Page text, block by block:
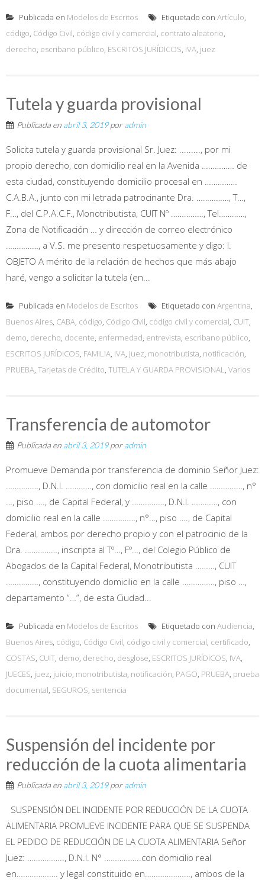
Publicada en Modelos de Escritos Etiquetado con Artículo,
código, Código Civil, código civil y comercial, contrato aleatorio,
derecho, escribano público, ESCRITOS JURÍDICOS, IVA, juez
Tutela y guarda provisional
Publicada en abril 3, 2019poradmin
Solicita tutela y guarda provisional Sr. Juez: ........., por mi
propio derecho, con domicilio real en la Avenida …………… de
esta ciudad, constituyendo domicilio procesal en ……………
C.A.B.A., junto con mi letrada patrocinante Dra. ……………, T…,
F…, del C.P.A.C.F., Monotributista, CUIT Nº ……………, Tel…………,
Zona de Notificación … y dirección de correo electrónico
……………, a V.S. me presento respetuosamente y digo: I.
OBJETO A mérito de la relación de hechos que más abajo
haré, vengo a solicitar la tutela (en...
Publicada en Modelos de Escritos Etiquetado con Argentina,
Buenos Aires, CABA, código, Código Civil, código civil y comercial, CUIT,
demo, derecho, docente, enfermedad, entrevista, escribano público,
ESCRITOS JURÍDICOS, FAMILIA, IVA, juez, monotributista, notificación,
PRUEBA, Tarjetas de Crédito, TUTELA Y GUARDA PROVISIONAL, Varios
Transferencia de automotor
Publicada en abril 3, 2019poradmin
Promueve Demanda por transferencia de dominio Señor Juez:
……………, D.N.I. …………, con domicilio real en la calle ……………, n°
…, piso …., de Capital Federal, y ……………, D.N.I. …………, con
domicilio real en la calle ……………, n°…, piso …., de Capital
Federal, ambos por derecho propio y con el patrocinio de la
Dra. ……………, inscripta al Tº…, Fº…, del Colegio Público de
Abogados de la Capital Federal, Monotributista ………, CUIT
……………, constituyendo domicilio en la calle ……………, piso …,
departamento “…”, de esta Ciudad...
Publicada en Modelos de Escritos Etiquetado con Audiencia,
Buenos Aires, código, Código Civil, código civil y comercial, certificado,
COSTAS, CUIT, demo, derecho, desglose, ESCRITOS JURÍDICOS, IVA,
JUECES, juez, juicio, monotributista, notificación, PAGO, PRUEBA, prueba
documental, SEGUROS, sentencia
Suspensión del incidente por
reducción de la cuota alimentaria
Publicada en abril 3, 2019poradmin
SUSPENSIÓN DEL INCIDENTE POR REDUCCIÓN DE LA CUOTA
ALIMENTARIA PROMUEVE INCIDENTE PARA QUE SE SUSPENDA
EL PEDIDO DE REDUCCIÓN DE LA CUOTA ALIMENTARIA Señor
Juez: …………….., D.N.I. N° ……………..con domicilio real
en………………. y legal constituido en…………………, ambos de la